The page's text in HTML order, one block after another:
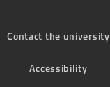
Contact the university
Accessibility